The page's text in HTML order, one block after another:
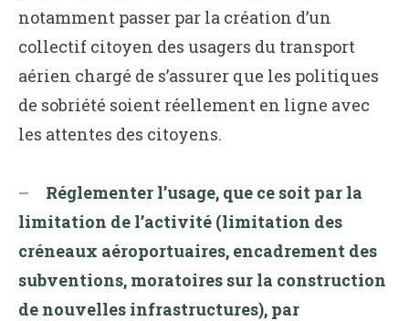
notamment passer par la création d’un
collectif citoyen des usagers du transport
aérien chargé de s’assurer que les politiques
de sobriété soient réellement en ligne avec
les attentes des citoyens.
Réglementer l’usage, que ce soit par la
limitation de l’activité (limitation des
créneaux aéroportuaires, encadrement des
subventions, moratoires sur la construction
de nouvelles infrastructures), par